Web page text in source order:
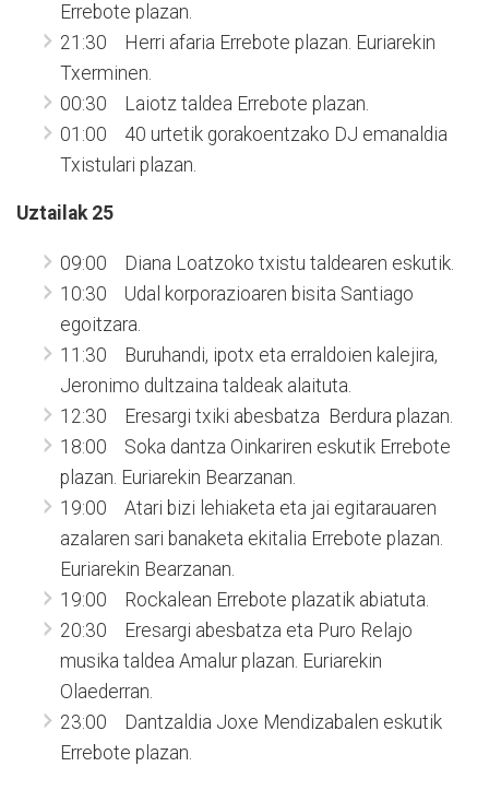
Errebote plazan.
21:30 Herri afaria Errebote plazan. Euriarekin
Txerminen.
00:30 Laiotz taldea Errebote plazan.
01:00 40 urtetik gorakoentzako DJ emanaldia
Txistulari plazan.
Uztailak 25
09:00 Diana Loatzoko txistu taldearen eskutik.
10:30 Udal korporazioaren bisita Santiago
egoitzara.
11:30 Buruhandi, ipotx eta erraldoien kalejira,
Jeronimo dultzaina taldeak alaituta.
12:30 Eresargi txiki abesbatza Berdura plazan.
18:00 Soka dantza Oinkariren eskutik Errebote
plazan. Euriarekin Bearzanan.
19:00 Atari bizi lehiaketa eta jai egitarauaren
azalaren sari banaketa ekitalia Errebote plazan.
Euriarekin Bearzanan.
19:00 Rockalean Errebote plazatik abiatuta.
20:30 Eresargi abesbatza eta Puro Relajo
musika taldea Amalur plazan. Euriarekin
Olaederran.
23:00 Dantzaldia Joxe Mendizabalen eskutik
Errebote plazan.